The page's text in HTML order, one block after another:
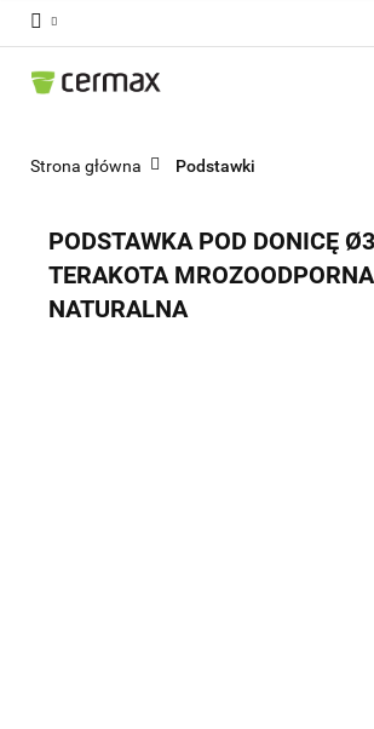
Strona główna Podstawki
PODSTAWKA POD DONICĘ
TERAKOTA
NATURALNA